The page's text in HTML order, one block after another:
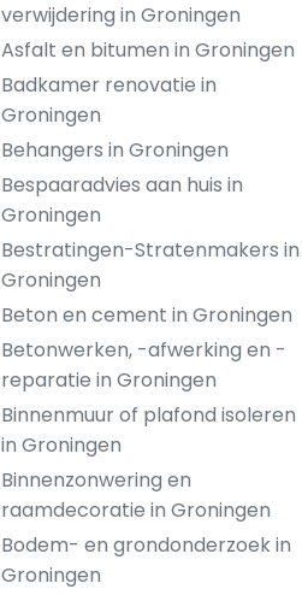
verwijdering in Groningen
Asfalt en bitumen in Groningen
Badkamer renovatie in
Groningen
Behangers in Groningen
Bespaaradvies aan huis in
Groningen
Bestratingen-Stratenmakers in
Groningen
Beton en cement in Groningen
Betonwerken, -afwerking en -
reparatie in Groningen
Binnenmuur of plafond isoleren
in Groningen
Binnenzonwering en
raamdecoratie in Groningen
Bodem- en grondonderzoek in
Groningen